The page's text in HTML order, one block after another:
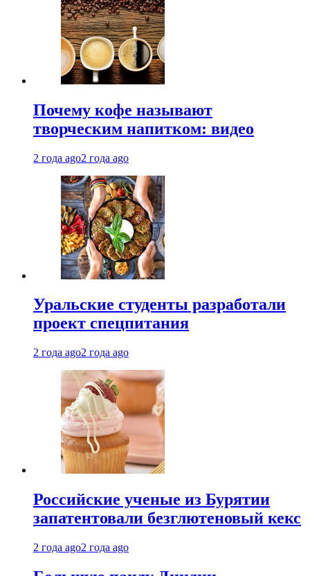
Почему кофе называют
творческим напитком: видео
2 года ago2 года ago
Уральские студенты разработали
проект спецпитания
2 года ago2 года ago
Российские ученые из Бурятии
запатентовали безглютеновый кекс
2 года ago2 года ago